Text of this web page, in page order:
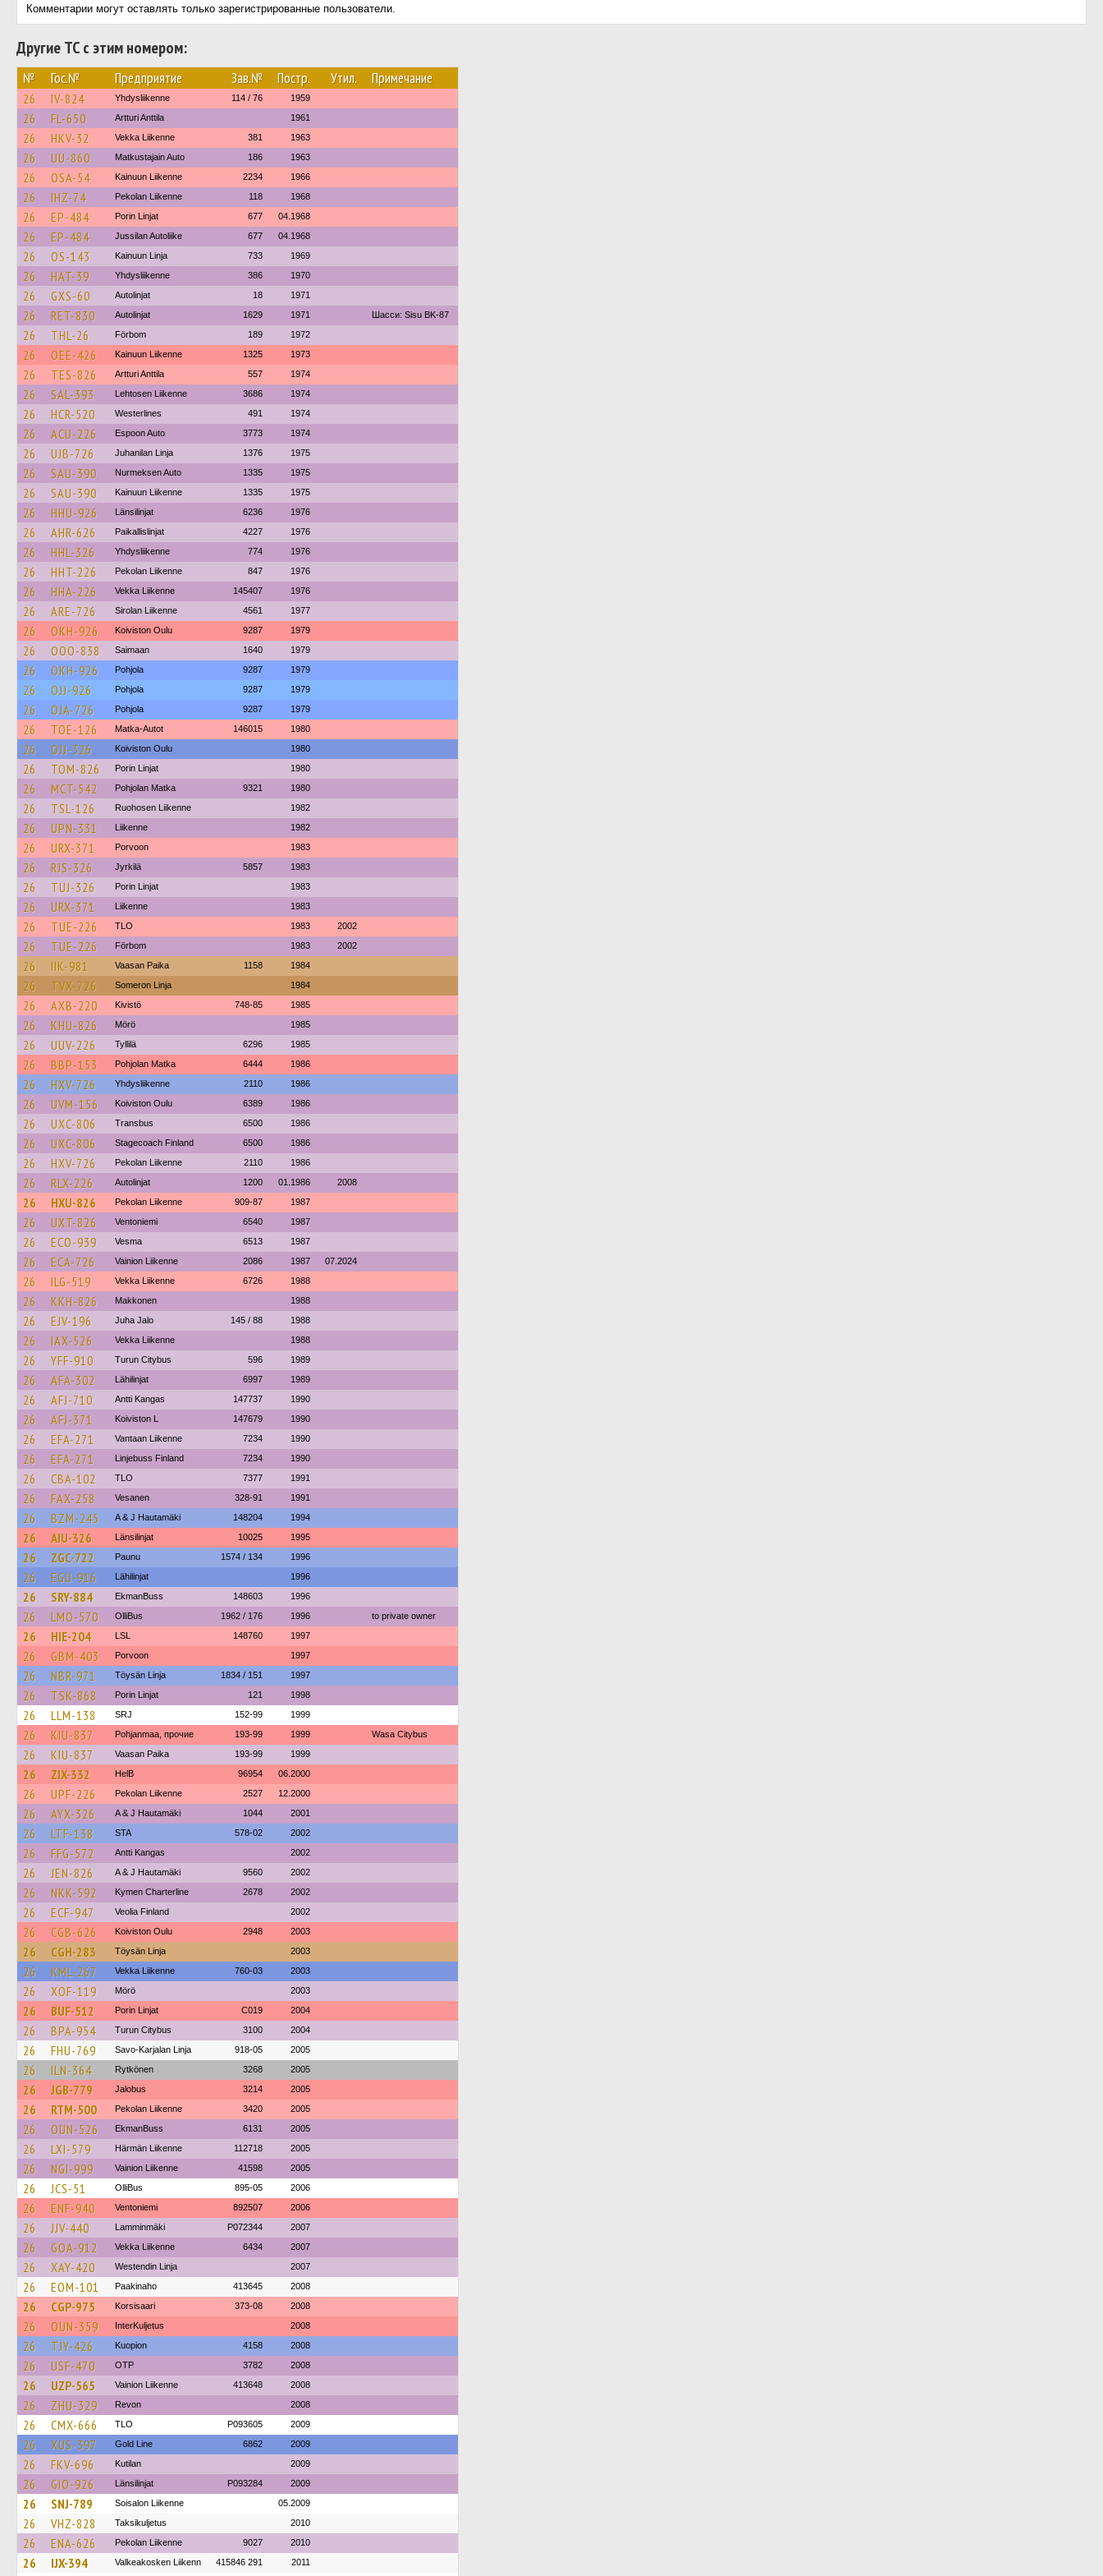
Комментарии могут оставлять только зарегистрированные пользователи.
Другие ТС с этим номером:
№ Гос.№ Предприятие Зав.№ Постр. Утил. Примечание
26 IV-824 Yhdysliikenne 114 / 76 1959
26 FL-650 Artturi Anttila 1961
26 HKV-32 Vekka Liikenne 381 1963
26 UU-860 Matkustajain Auto 186 1963
26 OSA-54 Kainuun Liikenne 2234 1966
26 IHZ-74 Pekolan Liikenne 118 1968
26 EP-484 Porin Linjat 677 04.1968
26 EP-484 Jussilan Autoliike 677 04.1968
26 OS-143 Kainuun Linja 733 1969
26 HAT-39 Yhdysliikenne 386 1970
26 GXS-60 Autolinjat 18 1971
26 RET-830 Autolinjat 1629 1971 Шасси: Sisu BK-87
26 THL-26 Förbom 189 1972
26 OEE-426 Kainuun Liikenne 1325 1973
26 TES-826 Artturi Anttila 557 1974
26 SAL-393 Lehtosen Liikenne 3686 1974
26 HCR-520 Westerlines 491 1974
26 ACU-226 Espoon Auto 3773 1974
26 UJB-726 Juhanilan Linja 1376 1975
26 SAU-390 Nurmeksen Auto 1335 1975
26 SAU-390 Kainuun Liikenne 1335 1975
26 HHU-926 Länsilinjat 6236 1976
26 AHR-626 Paikallislinjat 4227 1976
26 HHL-326 Yhdysliikenne 774 1976
26 HHT-226 Pekolan Liikenne 847 1976
26 HHA-226 Vekka Liikenne 145407 1976
26 ARE-726 Sirolan Liikenne 4561 1977
26 OKH-926 Koiviston Oulu 9287 1979
26 OOO-838 Saimaan 1640 1979
26 OKH-926 Pohjola 9287 1979
26 OJJ-926 Pohjola 9287 1979
26 OJA-726 Pohjola 9287 1979
26 TOE-126 Matka-Autot 146015 1980
26 OJJ-326 Koiviston Oulu 1980
26 TOM-826 Porin Linjat 1980
26 MCT-542 Pohjolan Matka 9321 1980
26 TSL-126 Ruohosen Liikenne 1982
26 UPN-331 Liikenne 1982
26 URX-371 Porvoon 1983
26 RJS-326 Jyrkilä 5857 1983
26 TUJ-326 Porin Linjat 1983
26 URX-371 Liikenne 1983
26 TUE-226 TLO 1983 2002
26 TUE-226 Förbom 1983 2002
26 IIK-981 Vaasan Paika 1158 1984
26 TVX-726 Someron Linja 1984
26 AXB-220 Kivistö 748-85 1985
26 KHU-826 Mörö 1985
26 UUV-226 Tyllilä 6296 1985
26 BBP-153 Pohjolan Matka 6444 1986
26 HXV-726 Yhdysliikenne 2110 1986
26 UVM-156 Koiviston Oulu 6389 1986
26 UXC-806 Transbus 6500 1986
26 UXC-806 Stagecoach Finland 6500 1986
26 HXV-726 Pekolan Liikenne 2110 1986
26 RLX-226 Autolinjat 1200 01.1986 2008
26 HXU-826 Pekolan Liikenne 909-87 1987
26 UXT-826 Ventoniemi 6540 1987
26 ECO-939 Vesma 6513 1987
26 ECA-726 Vainion Liikenne 2086 1987 07.2024
26 ILG-519 Vekka Liikenne 6726 1988
26 KKH-826 Makkonen 1988
26 EJV-196 Juha Jalo 145 / 88 1988
26 IAX-526 Vekka Liikenne 1988
26 YFF-910 Turun Citybus 596 1989
26 AFA-302 Lähilinjat 6997 1989
26 AFJ-710 Antti Kangas 147737 1990
26 AFJ-371 Koiviston L 147679 1990
26 EFA-271 Vantaan Liikenne 7234 1990
26 EFA-271 Linjebuss Finland 7234 1990
26 CBA-102 TLO 7377 1991
26 FAX-258 Vesanen 328-91 1991
26 BZM-245 A & J Hautamäki 148204 1994
26 AIU-326 Länsilinjat 10025 1995
26 ZGC-722 Paunu 1574 / 134 1996
26 EGU-916 Lähilinjat 1996
26 SRY-884 EkmanBuss 148603 1996
26 LMO-570 OlliBus 1962 / 176 1996 to private owner
26 HIE-204 LSL 148760 1997
26 GBM-403 Porvoon 1997
26 NBR-971 Töysän Linja 1834 / 151 1997
26 TSK-868 Porin Linjat 121 1998
26 LLM-138 SRJ 152-99 1999
26 KIU-837 Pohjanmaa, прочие 193-99 1999 Wasa Citybus
26 KIU-837 Vaasan Paika 193-99 1999
26 ZIX-332 HelB 96954 06.2000
26 UPF-226 Pekolan Liikenne 2527 12.2000
26 AYX-326 A & J Hautamäki 1044 2001
26 LTF-138 STA 578-02 2002
26 FFG-572 Antti Kangas 2002
26 JEN-826 A & J Hautamäki 9560 2002
26 NKK-592 Kymen Charterline 2678 2002
26 ECF-947 Veolia Finland 2002
26 CGB-626 Koiviston Oulu 2948 2003
26 CGH-283 Töysän Linja 2003
26 KML-267 Vekka Liikenne 760-03 2003
26 XOF-119 Mörö 2003
26 BUF-512 Porin Linjat C019 2004
26 BPA-954 Turun Citybus 3100 2004
26 FHU-769 Savo-Karjalan Linja 918-05 2005
26 ILN-364 Rytkönen 3268 2005
26 JGB-779 Jalobus 3214 2005
26 RTM-500 Pekolan Liikenne 3420 2005
26 OUN-526 EkmanBuss 6131 2005
26 LXI-579 Härmän Liikenne 112718 2005
26 NGI-999 Vainion Liikenne 41598 2005
26 JCS-51 OlliBus 895-05 2006
26 ENF-940 Ventoniemi 892507 2006
26 JJV-440 Lamminmäki P072344 2007
26 GOA-912 Vekka Liikenne 6434 2007
26 XAY-420 Westendin Linja 2007
26 EOM-101 Paakinaho 413645 2008
26 CGP-975 Korsisaari 373-08 2008
26 OUN-359 InterKuljetus 2008
26 TJY-426 Kuopion 4158 2008
26 USF-470 OTP 3782 2008
26 UZP-565 Vainion Liikenne 413648 2008
26 ZHU-329 Revon 2008
26 CMX-666 TLO P093605 2009
26 XUS-397 Gold Line 6862 2009
26 FKV-696 Kutilan 2009
26 GIO-926 Länsilinjat P093284 2009
26 SNJ-789 Soisalon Liikenne 05.2009
26 VHZ-828 Taksikuljetus 2010
26 ENA-626 Pekolan Liikenne 9027 2010
26 IJX-394 Valkeakosken Liikenn 415846 291 2011